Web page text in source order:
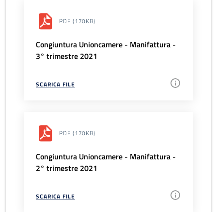
PDF (170KB)
Congiuntura Unioncamere - Manifattura -
3° trimestre 2021
SCARICA FILE
PDF (170KB)
Congiuntura Unioncamere - Manifattura -
2° trimestre 2021
SCARICA FILE